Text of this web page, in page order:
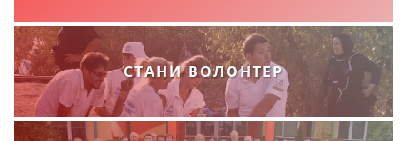
ФОРМУЛАРИ ЗА БАРАЊА
ЗДРАВСТВЕНО ПРЕВЕНТИВНА ДЕЈНОСТ
ПРВА ПОМОШ
СТАНИ ВОЛОНТЕР